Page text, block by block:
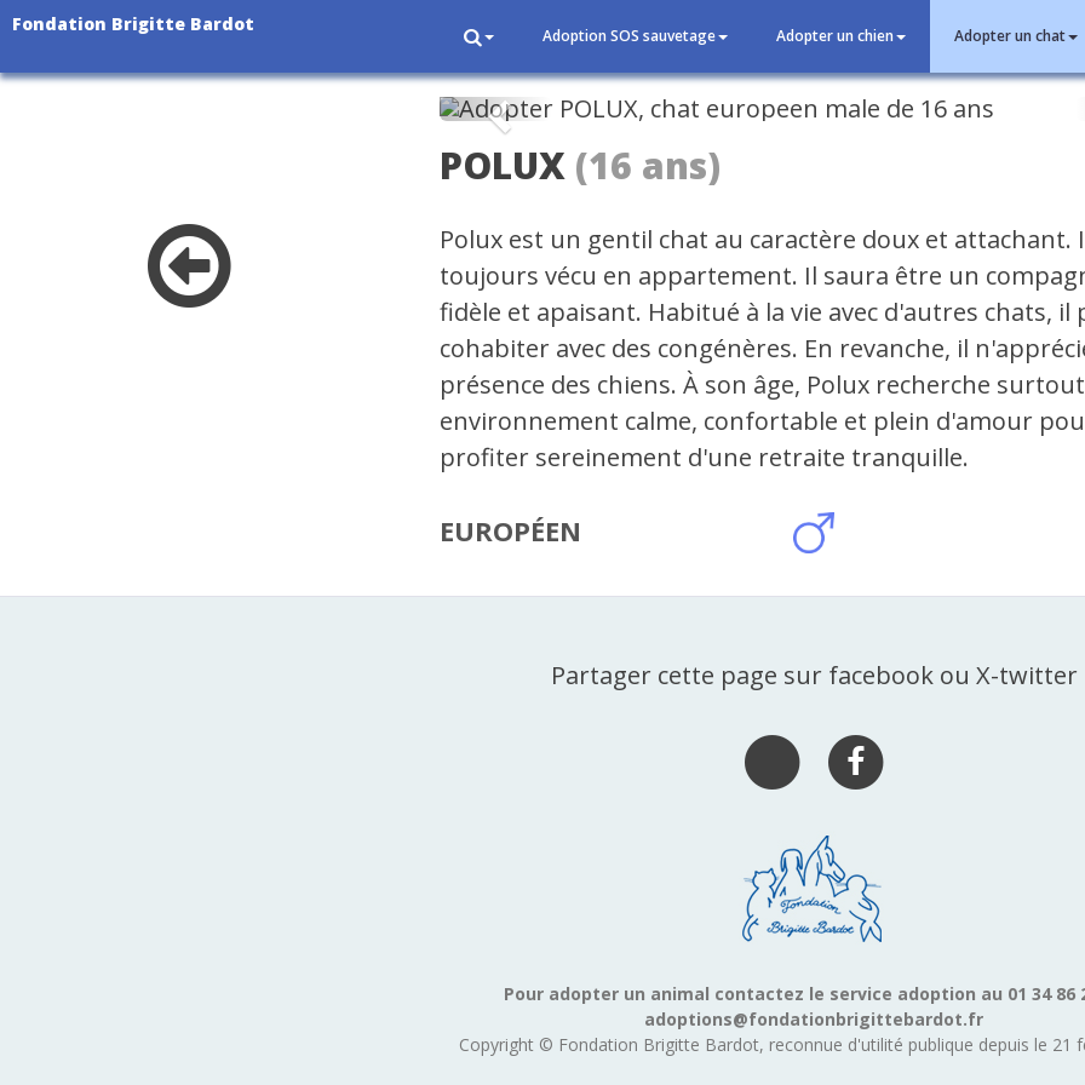
Fondation Brigitte Bardot
Adoption SOS sauvetage Adopter un chien Adopter un chat
Précédent
POLUX (16 ans)
Polux est un gentil chat au caractère doux et attachant.
toujours vécu en appartement. Il saura être un
fidèle et apaisant. Habitué à la vie avec d'autres chats, il
cohabiter avec des congénères. En revanche, il
présence des chiens. À son âge, Polux recherche
environnement calme, confortable et plein d'amour
profiter sereinement d'une retraite tranquille.
EUROPÉEN
Partager cette page sur facebook ou X-twitter
Pour adopter un animal contactez le service adoption au 01 34 86
adoptions@fondationbrigittebardot.fr
Copyright © Fondation Brigitte Bardot, reconnue d'utilité publique depuis le 21